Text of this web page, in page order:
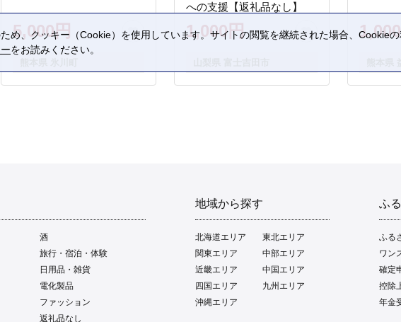
5,000円
への支援【返礼品なし】
1,000円
酒
旅行・宿泊・体験
日用品・雑貨
電化製品
ファッション
返礼品なし
地域から探す
北海道エリア
東北エリア
関東エリア
中部エリア
近畿エリア
中国エリア
四国エリア
九州エリア
沖縄エリア
ふ
ふる
ワン
確定
控除
年金
め、クッキー（Cookie）を使用しています。サイトの閲覧を継続された場合、Cookie
をお読みください。